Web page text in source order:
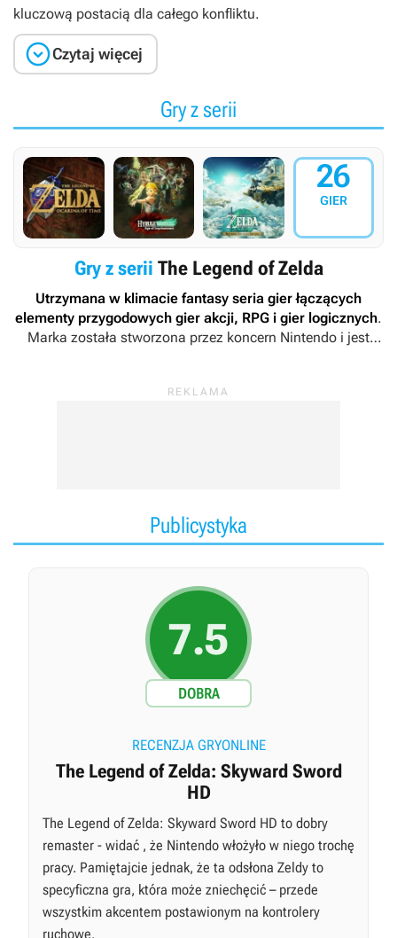
kluczową postacią dla całego konfliktu.
Czytaj więcej
Gry z serii
26
GIER
Gry z serii The Legend of Zelda
Utrzymana w klimacie fantasy seria gier łączących
elementy przygodowych gier akcji, RPG i gier logicznych.
Marka została stworzona przez koncern Nintendo i jest
uznaje się Shigeru Miyamoto, twórcę
Publicystyka
7.5
DOBRA
RECENZJA GRYONLINE
The Legend of Zelda: Skyward Sword
HD
The Legend of Zelda: Skyward Sword HD to dobry
remaster - widać , że Nintendo włożyło w niego trochę
pracy. Pamiętajcie jednak, że ta odsłona Zeldy to
specyficzna gra, która może zniechęcić – przede
wszystkim akcentem postawionym na kontrolery
ruchowe.